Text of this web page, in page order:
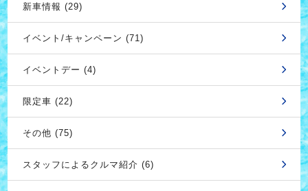
新車情報 (29)
イベント/キャンペーン (71)
イベントデー (4)
限定車 (22)
その他 (75)
スタッフによるクルマ紹介 (6)